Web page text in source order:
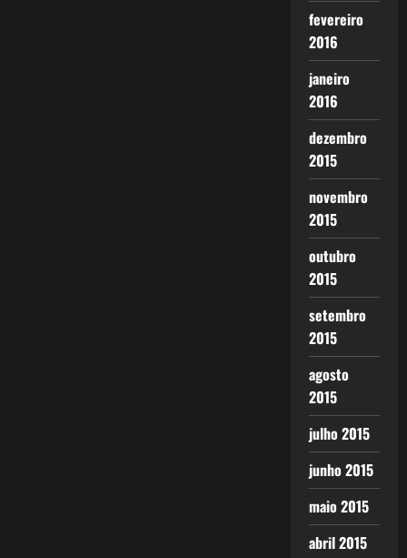
fevereiro
2016
janeiro
2016
dezembro
2015
novembro
2015
outubro
2015
setembro
2015
agosto
2015
julho 2015
junho 2015
maio 2015
abril 2015